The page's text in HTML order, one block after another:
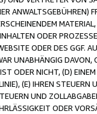
ODER
ODER DES GGF.
UNABHÄNGIG
ODER NICHT, (D)
(E) IHREN
UND
ODER